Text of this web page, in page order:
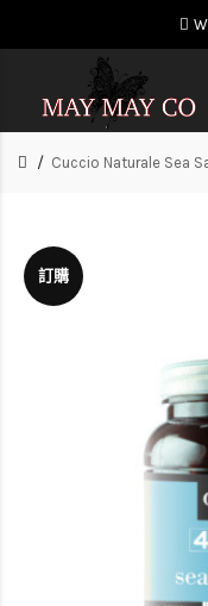
Cuccio Naturale Sea
訂購